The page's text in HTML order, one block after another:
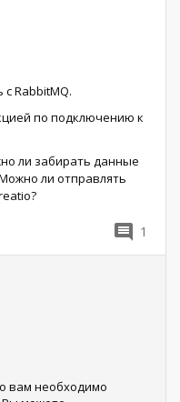
RabbitMQ.
по подключению к
ли забирать данные
ли отправлять
1
вам необходимо